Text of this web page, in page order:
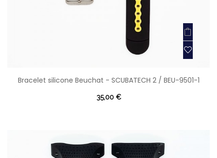
Bracelet silicone Beuchat - SCUBATECH 2 / BEU-9501-1
35,00 €